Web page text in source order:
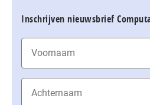
Inschrijven nieuwsbrief